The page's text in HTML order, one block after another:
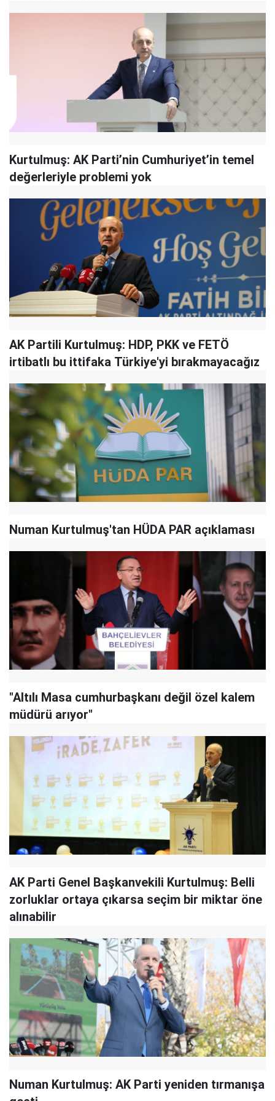
Kurtulmuş: AK Parti’nin Cumhuriyet’in temel
değerleriyle problemi yok
AK Partili Kurtulmuş: HDP, PKK ve FETÖ
irtibatlı bu ittifaka Türkiye'yi bırakmayacağız
Numan Kurtulmuş'tan HÜDA PAR açıklaması
"Altılı Masa cumhurbaşkanı değil özel kalem
müdürü arıyor"
AK Parti Genel Başkanvekili Kurtulmuş: Belli
zorluklar ortaya çıkarsa seçim bir miktar öne
alınabilir
Numan Kurtulmuş: AK Parti yeniden tırmanışa